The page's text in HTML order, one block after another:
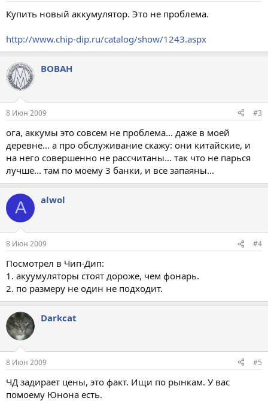
Купить новый аккумулятор. Это не проблема.
http://www.chip-dip.ru/catalog/show/1243.aspx
ВОВАН
8 Июн 2009 #3
ога, аккумы это совсем не проблема... даже в моей
деревне... а про обслуживание скажу: они китайские, и
на него совершенно не рассчитаны... так что не парься
лучше... там по моему 3 банки, и все запаяны...
A alwol
8 Июн 2009 #4
Посмотрел в Чип-Дип:
1. акуумуляторы стоят дороже, чем фонарь.
2. по размеру не один не подходит.
Darkcat
8 Июн 2009 #5
ЧД задирает цены, это факт. Ищи по рынкам. У вас
помоему Юнона есть.